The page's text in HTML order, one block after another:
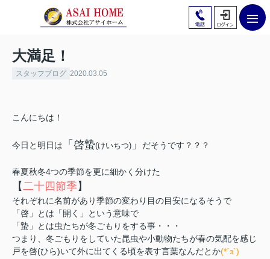
大満足！
スタッフブログ 2020.03.05
こんにちは！
今日と明日は 「啓蟄(けいちつ) 」 だそうです？？？
春夏秋冬4つの季節を更に細かく分けた
【二十四節季 】
それぞれに名前があり季節の変わり目の目安になるそうで
「啓」とは「開く」という意味で
「蟄」とは虫たちが冬ごもりをする事・・・
つまり、冬ごもりをしていた昆虫や小動物たちが春の気配を感じ
戸を啓(ひら)いて外に出てくる頃を表す言葉なんだとか(*´з`)